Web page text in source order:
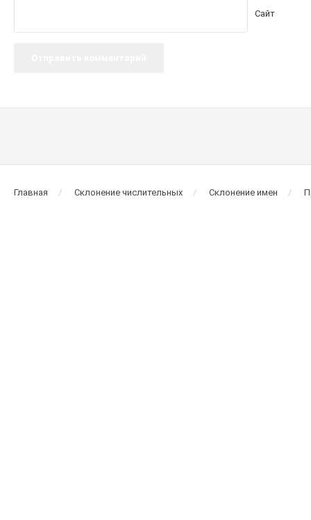
Сайт
Главная Склонение числительных Склонение имен